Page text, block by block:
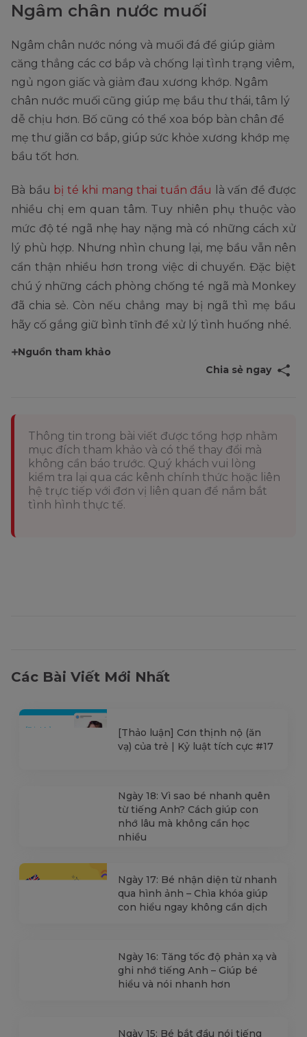
Ngâm chân nước muối
Ngâm chân nước nóng và muối đá để giúp giảm
căng thẳng các cơ bắp và chống lại tình trạng viêm,
ngủ ngon giấc và giảm đau xương khớp. Ngâm
chân nước muối cũng giúp mẹ bầu thư thái, tâm lý
dễ chịu hơn. Bố cũng có thể xoa bóp bàn chân để
mẹ thư giãn cơ bắp, giúp sức khỏe xương khớp mẹ
bầu tốt hơn.
Bà bầu bị té khi mang thai tuần đầu
là vấn đề được
nhiều chị em quan tâm. Tuy nhiên phụ thuộc vào
mức độ té ngã nhẹ hay nặng mà có những cách xử
lý phù hợp. Nhưng nhìn chung lại, mẹ bầu vẫn nên
cẩn thận nhiều hơn trong việc di chuyển. Đặc biệt
chú ý những cách phòng chống té ngã mà Monkey
đã chia sẻ. Còn nếu chẳng may bị ngã thì mẹ bầu
hãy cố gắng giữ bình tĩnh để xử lý tình huống nhé.
Nguồn tham khảo
Chia sẻ ngay
Thông tin trong bài viết được tổng hợp nhằm
mục đích tham khảo và có thể thay đổi mà
không cần báo trước. Quý khách vui lòng
kiểm tra lại qua các kênh chính thức hoặc liên
hệ trực tiếp với đơn vị liên quan để nắm bắt
tình hình thực tế.
Các Bài Viết Mới Nhất
[Thảo luận] Cơn thịnh nộ (ăn
vạ) của trẻ | Kỷ luật tích cực #17
Ngày 18: Vì sao bé nhanh quên
từ tiếng Anh? Cách giúp con
nhớ lâu mà không cần học
nhiều
Ngày 17: Bé nhận diện từ nhanh
qua hình ảnh – Chìa khóa giúp
con hiểu ngay không cần dịch
Ngày 16: Tăng tốc độ phản xạ và
ghi nhớ tiếng Anh – Giúp bé
hiểu và nói nhanh hơn
Ngày 15: Bé bắt đầu nói tiếng